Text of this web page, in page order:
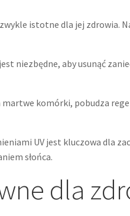
istotne dla jej zdrowia.
niezbędne, aby usunąć
martwe komórki, pobudza
UV jest kluczowa dla
słońca.
dla